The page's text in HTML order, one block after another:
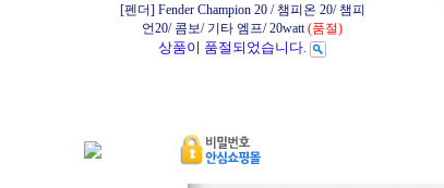
[펜더] Fender Champion 20 / 챔피온 20/ 챔피
언20/ 콤보/ 기타 엠프/ 20watt (품절)
상품이 품절되었습니다.